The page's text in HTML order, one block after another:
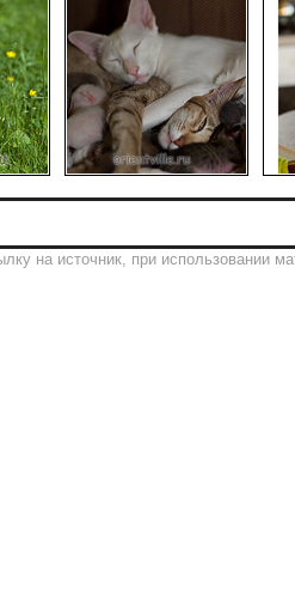
на источник, при использовании